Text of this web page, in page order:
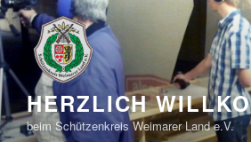
Zum
Inhalt
springen
HERZLICH
beim Schützenkreis Weimarer Land e.V.